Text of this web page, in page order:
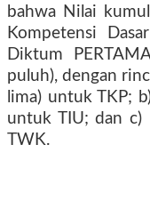
bahwa Nilai
Kompetensi
Diktum
puluh), dengan
lima) untuk TKP;
untuk TIU; dan c)
TWK.